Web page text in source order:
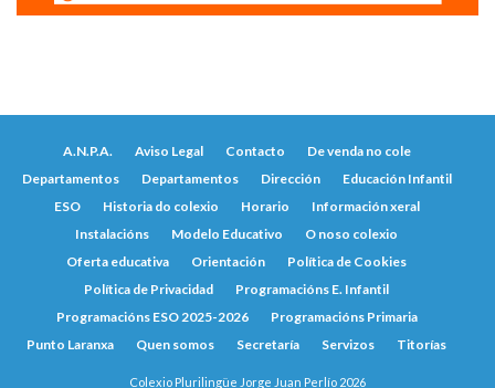
A.N.P.A. Aviso Legal Contacto
De venda no cole
Departamentos
Departamentos Dirección
Educación Infantil
ESO
Historia do colexio Horario
Información xeral
Instalacións
Modelo Educativo
O noso colexio
Oferta educativa
Orientación
Política de Cookies
Política de Privacidad
Programacións E. Infantil
Programacións ESO 2025-2026
Programacións Primaria
Punto Laranxa
Quen somos Secretaría Servizos Titorías
Colexio Plurilingüe Jorge Juan Perlío 2026